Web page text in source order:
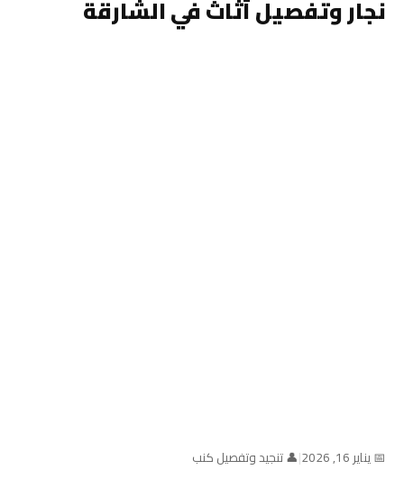
نجار وتفصيل أثاث في الشارقة
📅 يناير 16, 2026 |👤 تنجيد وتفصيل كنب